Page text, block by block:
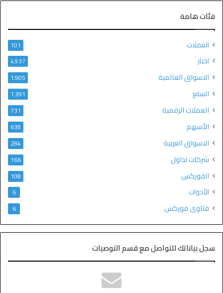
فئات هامة
العملات 101
اخبار 4٬937
الاسواق العالمية 1٬905
السلع 1٬391
العملات الرقمية 731
الأسهم 638
الاسواق العربية 284
شركات تداول 166
الفوركس 108
الأدوات 6
فتاوى فوركس 6
سجل بياناتك للتواصل مع قسم التوصيات